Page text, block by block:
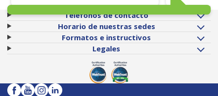
Teléfonos de contacto
Horario de nuestras sedes
Formatos e instructivos
Legales